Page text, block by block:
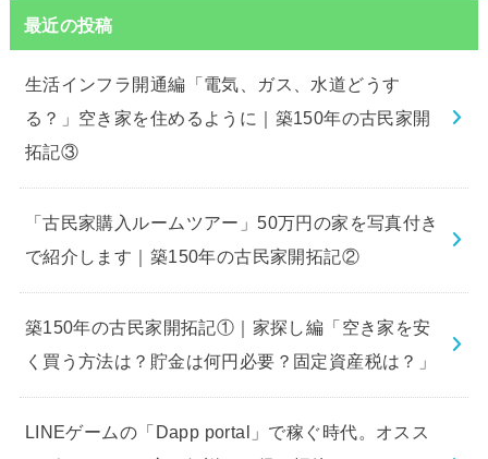
最近の投稿
生活インフラ開通編「電気、ガス、水道どうす
る？」空き家を住めるように｜築150年の古民家開
拓記③
「古民家購入ルームツアー」50万円の家を写真付き
で紹介します｜築150年の古民家開拓記②
築150年の古民家開拓記①｜家探し編「空き家を安
く買う方法は？貯金は何円必要？固定資産税は？」
LINEゲームの「Dapp portal」で稼ぐ時代。オスス